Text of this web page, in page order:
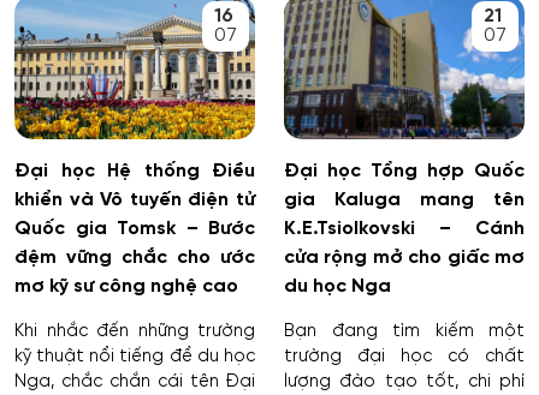
Công nghệ xử lý vật liệu nghệ thuật
Công nghệ điện tử vi mô
Công tác xã hội
Công tác xã hội (hướng thanh niên)
Cơ học và mô hình toán học
Cơ học ứng dụng
Cơ khí
16
07
Đại học Hệ thống Điều
khiển và Vô tuyến điện tử
Quốc gia Tomsk – Bước
đệm vững chắc cho ước
mơ kỹ sư công nghệ cao
Khi nhắc đến những trường
kỹ thuật nổi tiếng để du học
Nga, chắc chắn cái tên Đại
21
07
Đại học Tổng hợp Quốc
gia Kaluga mang tên
K.E.Tsiolkovski – Cánh
cửa rộng mở cho giấc mơ
du học Nga
Bạn đang tìm kiếm một
trường đại học có chất
lượng đào tạo tốt, chi phí